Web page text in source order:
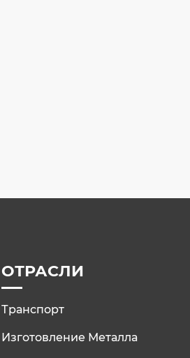
ОТРАСЛИ
Транспорт
Изготовление Металла